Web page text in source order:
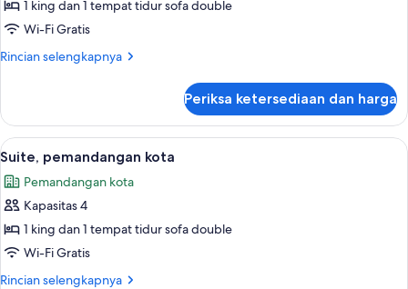
Suite,
pemandangan
kota
1 king dan 1 tempat tidur sofa double
Wi-Fi Gratis
Rincian selengkapnya
Rincian
Suite,
pemandangan
kota
Periksa ketersediaan dan harga
Lihat
semua
foto
untuk
Suite,
pemandangan
kota
Seprai premium, tempat tidur Select
5
Suite, pemandangan kota
Pemandangan kota
Kapasitas 4
1 king dan 1 tempat tidur sofa double
Wi-Fi Gratis
Rincian selengkapnya
Rincian